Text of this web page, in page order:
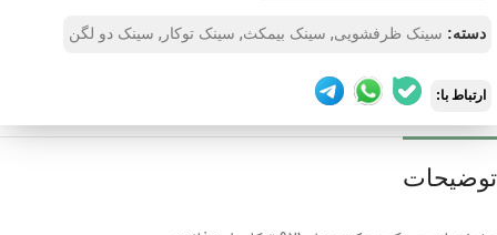
دسته: سینک ظرفشویی, سینک بیمکث, سینک توکار , سینک دو لگن
ارتباط با:
توضیحات